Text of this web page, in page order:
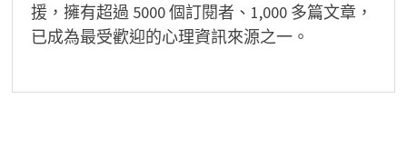
援，擁有超過 5000 個訂閱者、1,000 多篇文章，
已成為最受歡迎的心理資訊來源之一。